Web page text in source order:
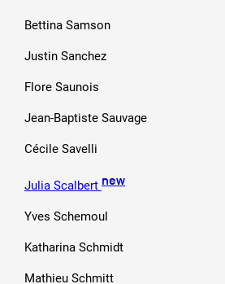
Bettina Samson
Justin Sanchez
Flore Saunois
Jean-Baptiste Sauvage
Cécile Savelli
Julia Scalbert new
Yves Schemoul
Katharina Schmidt
Mathieu Schmitt